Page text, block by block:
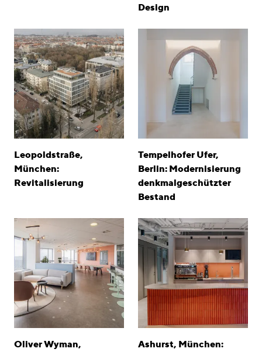
Design
Leopoldstraße,
München:
Revitalisierung
Tempelhofer Ufer,
Berlin: Modernisierung
denkmalgeschützter
Bestand
Oliver Wyman, Ashurst, München: